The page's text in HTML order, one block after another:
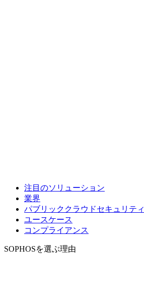
注目のソリューション
業界
パブリッククラウドセキュリティ
ユースケース
コンプライアンス
SOPHOSを選ぶ理由